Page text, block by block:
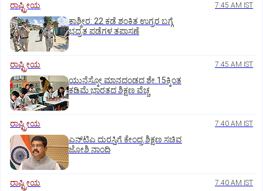
ರಾಷ್ಟ್ರೀಯ 7:45 AM IST
ಕಾಶ್ಮೀರ: 22 ಕಡೆ ಶಂಕಿತ ಉಗ್ರರ ಬಗ್ಗೆ
ಭದ್ರತ ಪಡೆಗಳ ತಪಾಸಣೆ
ರಾಷ್ಟ್ರೀಯ 7:45 AM IST
ಯುನೆಸ್ಕೋ ಮಾನದಂಡದ ಶೇ.15ಕ್ಕಿಂತ
ಕಡಿಮೆ ಭಾರತದ ಶಿಕ್ಷಣ ವೆಚ್ಚ
ರಾಷ್ಟ್ರೀಯ 7:40 AM IST
ಎನ್‌ಟಿಎ ದುರಸ್ತಿಗೆ ಕೇಂದ್ರ ಶಿಕ್ಷಣ ಸಚಿವ
ಜೋಶಿ ನಾಂದಿ
ರಾಷ್ಟ್ರೀಯ 7:40 AM IST